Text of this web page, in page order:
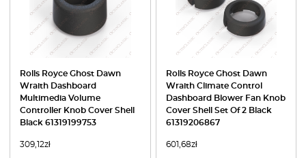
Rolls Royce Ghost Dawn
Wraith Dashboard
Multimedia Volume
Controller Knob Cover Shell
Black 61319199753
309,12zł
Rolls Royce Ghost Dawn
Wraith Climate Control
Dashboard Blower Fan Knob
Cover Shell Set Of 2 Black
61319206867
601,68zł